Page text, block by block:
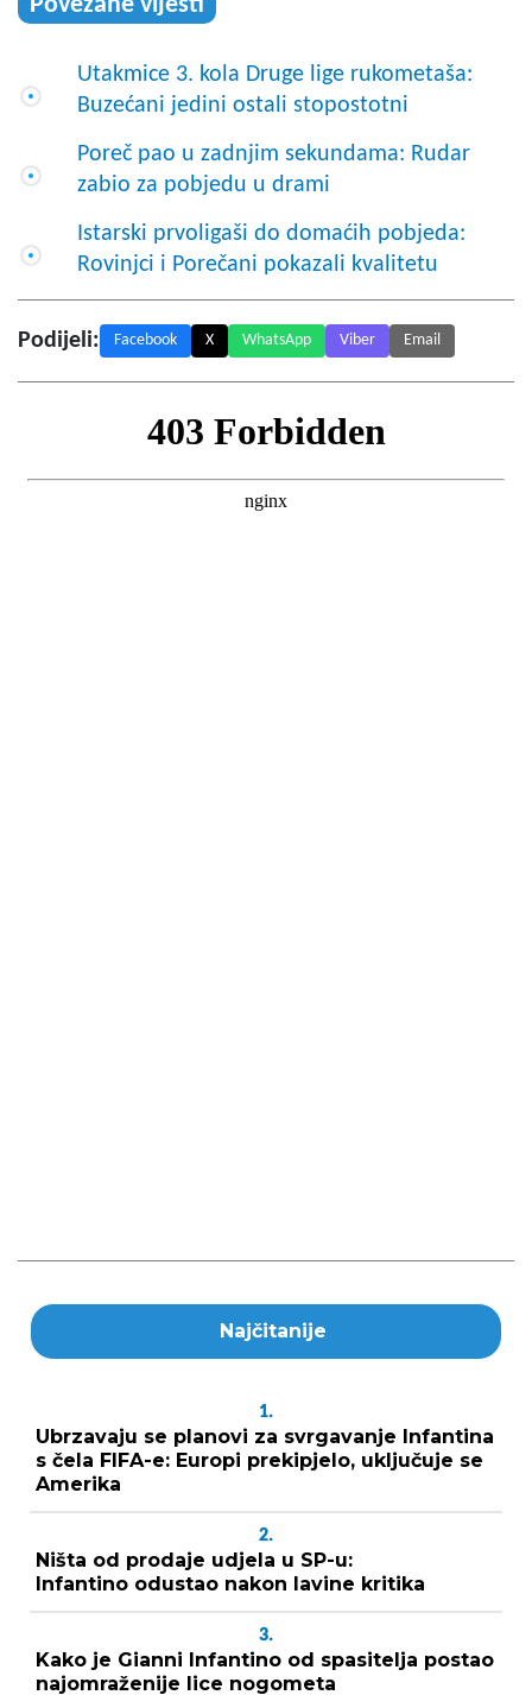
Utakmice 3. kola Druge lige rukometaša:
Buzećani jedini ostali stopostotni
Poreč pao u zadnjim sekundama: Rudar
zabio za pobjedu u drami
Istarski prvoligaši do domaćih pobjeda:
Rovinjci i Porečani pokazali kvalitetu
Podijeli: Facebook X WhatsApp Viber Email
Najčitanije
1.
Ubrzavaju se planovi za svrgavanje Infantina
s čela FIFA-e: Europi prekipjelo, uključuje se
Amerika
2.
Ništa od prodaje udjela u SP-u:
Infantino odustao nakon lavine kritika
3.
Kako je Gianni Infantino od spasitelja postao
najomraženije lice nogometa